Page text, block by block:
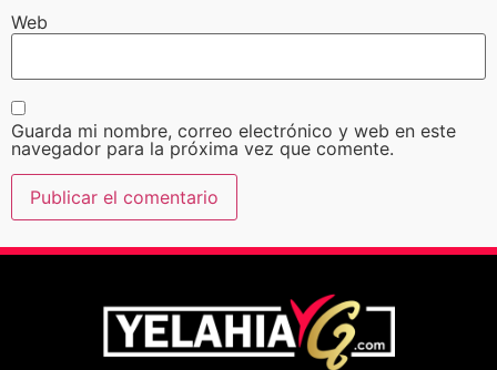
Web
Guarda mi nombre, correo electrónico y web en este
navegador para la próxima vez que comente.